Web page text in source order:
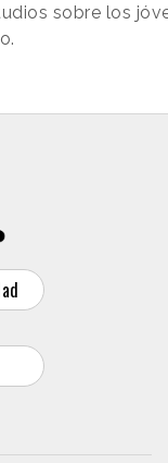
sobre los